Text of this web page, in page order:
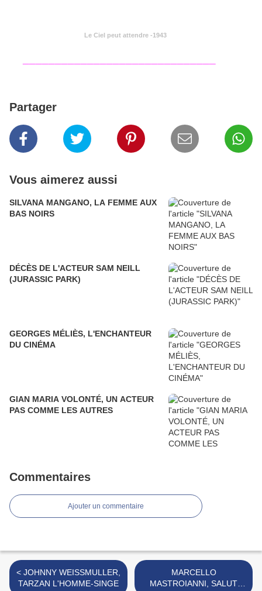
Le Ciel peut attendre -1943
Partager
Vous aimerez aussi
SILVANA MANGANO, LA FEMME AUX
BAS NOIRS
DÉCÈS DE L'ACTEUR SAM NEILL
(JURASSIC PARK)
GEORGES MÉLIÈS, L'ENCHANTEUR
DU CINÉMA
GIAN MARIA VOLONTÉ, UN ACTEUR
PAS COMME LES AUTRES
Commentaires
Ajouter un commentaire
< JOHNNY WEISSMULLER,
TARZAN L'HOMME-SINGE
MARCELLO
MASTROIANNI, SALUT